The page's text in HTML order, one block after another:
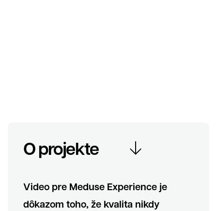
O projekte
Video pre Meduse Experience je
dôkazom toho, že kvalita nikdy